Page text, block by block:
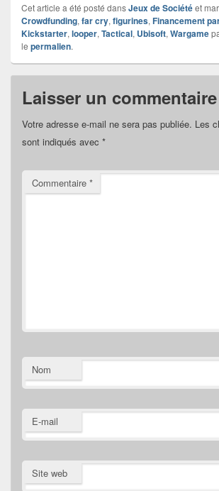
Cet article a été posté dansJeux de Sociétéet
Crowdfunding, far cry, figurines, Financement
Kickstarter, looper, Tactical, Ubisoft, Wargame
le permalien.
Laisser un commentaire
Votre adresse e-mail ne sera pas publiée. Les
sont indiqués avec *
Commentaire *
Nom
E-mail
Site web